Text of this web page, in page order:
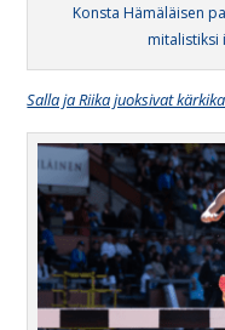
Konsta Hämäläisen
mitalistiksi
Salla ja Riika juoksivat